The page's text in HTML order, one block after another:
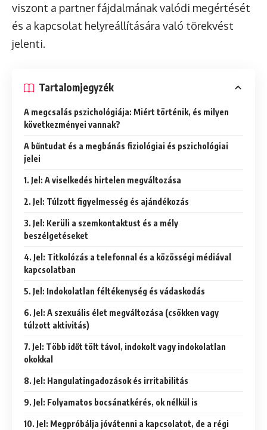
viszont a partner fájdalmának valódi megértését
és a kapcsolat helyreállítására való törekvést
jelenti.
Tartalomjegyzék
A megcsalás pszichológiája: Miért történik, és milyen
következményei vannak?
A bűntudat és a megbánás fiziológiai és pszichológiai
jelei
1. Jel: A viselkedés hirtelen megváltozása
2. Jel: Túlzott figyelmesség és ajándékozás
3. Jel: Kerüli a szemkontaktust és a mély
beszélgetéseket
4. Jel: Titkolózás a telefonnal és a közösségi médiával
kapcsolatban
5. Jel: Indokolatlan féltékenység és vádaskodás
6. Jel: A szexuális élet megváltozása (csökken vagy
túlzott aktivitás)
7. Jel: Több időt tölt távol, indokolt vagy indokolatlan
okokkal
8. Jel: Hangulatingadozások és irritabilitás
9. Jel: Folyamatos bocsánatkérés, ok nélkül is
10. Jel: Megpróbálja jóvátenni a kapcsolatot, de a régi